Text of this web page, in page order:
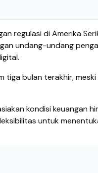
regulasi di Amerika
undang-undang
tiga bulan terakhir, meski
kondisi keuangan
untuk